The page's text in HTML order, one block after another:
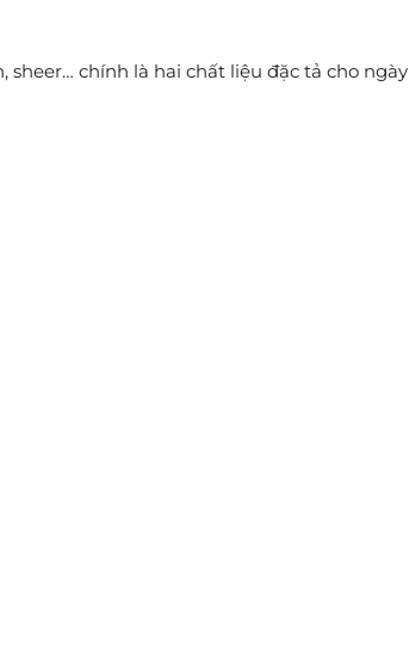
chính là hai chất liệu đặc tả cho ngày